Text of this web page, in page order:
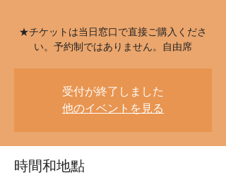
★チケットは当日窓口で直接ご購入くださ
い。予約制ではありません。自由席
受付が終了しました
他のイベントを見る
時間和地點